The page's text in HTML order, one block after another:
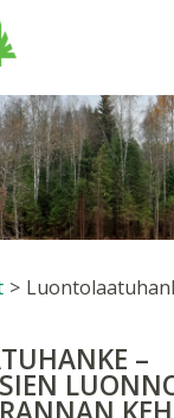
>
–